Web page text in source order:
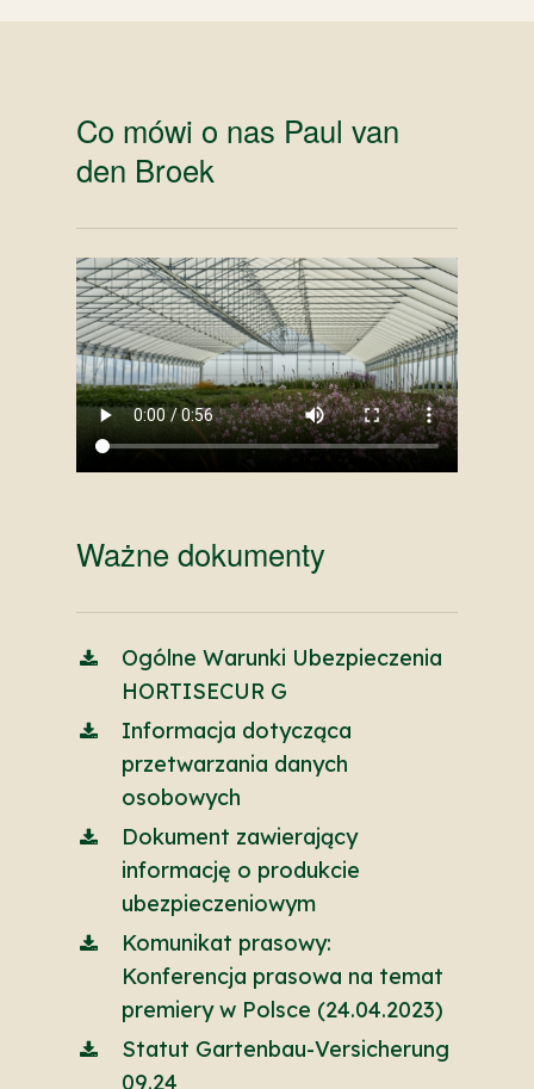
Co mówi o nas Paul van
den Broek
Ważne dokumenty
Ogólne Warunki Ubezpieczenia
HORTISECUR G
Informacja dotycząca
przetwarzania danych
osobowych
Dokument zawierający
informację o produkcie
ubezpieczeniowym
Komunikat prasowy:
Konferencja prasowa na temat
premiery w Polsce (24.04.2023)
Statut Gartenbau-Versicherung
09.24